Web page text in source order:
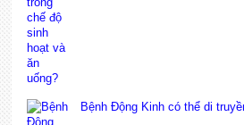
Bệnh Động Kinh có thể di